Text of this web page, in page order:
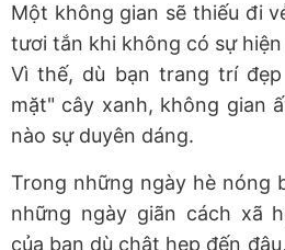
Một không gian sẽ thiếu đi
tươi tắn khi không có sự
Vì thế, dù bạn trang trí
mặt" cây xanh, không gian
nào sự duyên dáng.
Trong những ngày hè nóng
những ngày giãn cách xã
của bạn dù chật hẹp đến